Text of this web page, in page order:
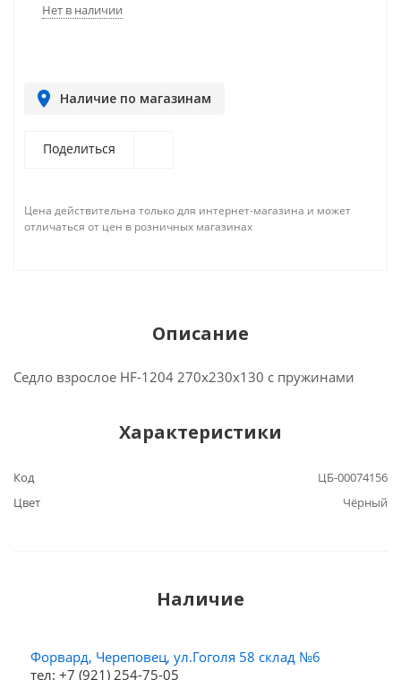
Нет в наличии
Наличие по магазинам
Поделиться
Цена действительна только для интернет-магазина и может
отличаться от цен в розничных магазинах
Описание
Седло взрослое HF-1204 270х230х130 с пружинами
Характеристики
Код
ЦБ-00074156
Цвет
Чёрный
Наличие
Форвард, Череповец, ул.Гоголя 58 склад №6
тел: +7 (921) 254-75-05